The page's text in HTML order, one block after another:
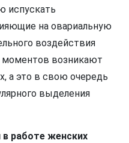
испускать
на овариальную
воздействия
возникают
а это в свою очередь
выделения
работе женских